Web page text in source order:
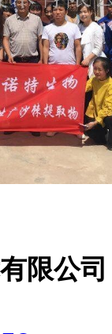
限公司